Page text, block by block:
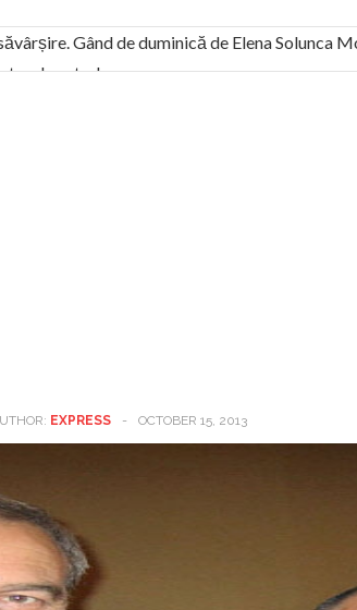
Gând de duminică de Elena Solunca
nostru!
EXPRESS - OCTOBER 15, 2013